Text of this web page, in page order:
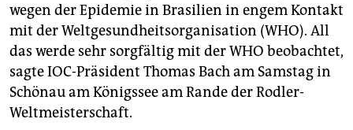
wegen der Epidemie in Brasilien in engem Kontakt
mit der Weltgesundheitsorganisation (WHO). All
das werde sehr sorgfältig mit der WHO beobachtet,
sagte IOC-Präsident Thomas Bach am Samstag in
Schönau am Königssee am Rande der Rodler-
Weltmeisterschaft.